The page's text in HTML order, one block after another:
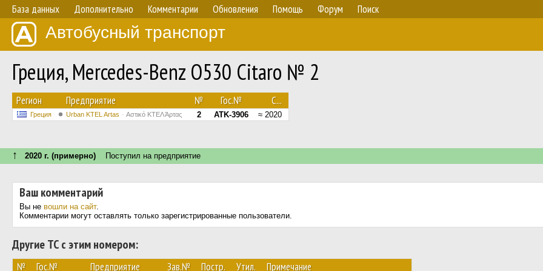
База данных Дополнительно Комментарии Обновления Помощь Форум Поиск
Автобусный транспорт
Греция, Mercedes-Benz O530 Citaro № 2
Регион Предприятие № Гос.№ С...
Греция Urban KTEL Artas Αστικό ΚΤΕΛ Άρτας 2 ATK-3906 ≈ 2020
↑ 2020 г. (примерно) Поступил на предприятие
Ваш комментарий
Вы не вошли на сайт.
Комментарии могут оставлять только зарегистрированные пользователи.
Другие ТС с этим номером:
№ Гос.№ Предприятие Зав.№ Постр. Утил. Примечание